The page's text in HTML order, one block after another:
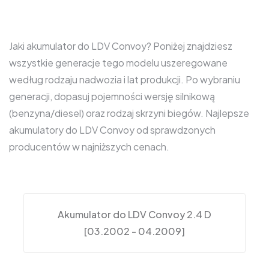
Jaki akumulator do LDV Convoy? Poniżej znajdziesz
wszystkie generacje tego modelu uszeregowane
według rodzaju nadwozia i lat produkcji. Po wybraniu
generacji, dopasuj pojemności wersję silnikową
(benzyna/diesel) oraz rodzaj skrzyni biegów. Najlepsze
akumulatory do LDV Convoy od sprawdzonych
producentów w najniższych cenach.
Akumulator do LDV Convoy 2.4 D
[03.2002 - 04.2009]